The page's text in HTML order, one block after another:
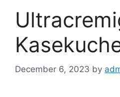
December 6, 2023 by